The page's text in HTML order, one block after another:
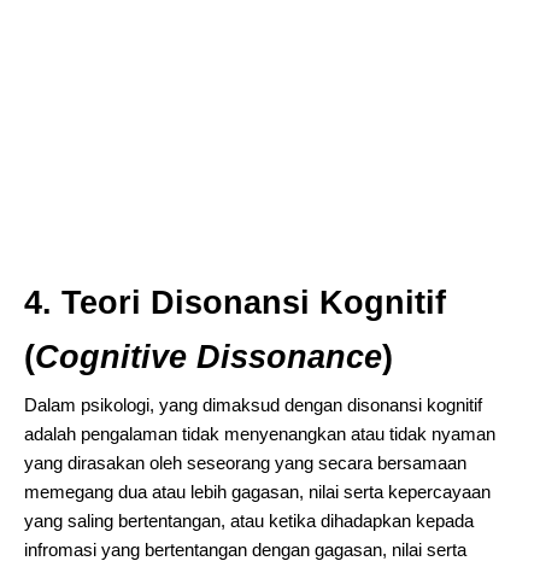
4. Teori Disonansi Kognitif
(Cognitive Dissonance)
Dalam psikologi, yang dimaksud dengan disonansi kognitif
adalah pengalaman tidak menyenangkan atau tidak nyaman
yang dirasakan oleh seseorang yang secara bersamaan
memegang dua atau lebih gagasan, nilai serta kepercayaan
yang saling bertentangan, atau ketika dihadapkan kepada
infromasi yang bertentangan dengan gagasan, nilai serta